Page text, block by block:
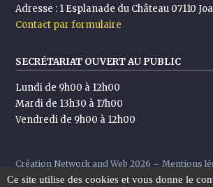
Adresse : 1 Esplanade du Château 07110
Contact par formulaire
SECRÉTARIAT OUVERT AU PUBLIC
Lundi de 9h00 à 12h00
Mardi de 13h30 à 17h00
Vendredi de 9h00 à 12h00
Création Network and Web 2026 –Mentions
confidentialité
Ce site utilise des cookies et vous donne le